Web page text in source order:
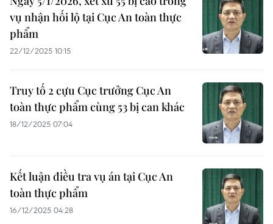
vụ nhận hối lộ tại Cục An toàn thực
phẩm
22/12/2025 10:15
Truy tố 2 cựu Cục trưởng Cục An
toàn thực phẩm cùng 53 bị can khác
18/12/2025 07:04
Kết luận điều tra vụ án tại Cục An
toàn thực phẩm
16/12/2025 04:28